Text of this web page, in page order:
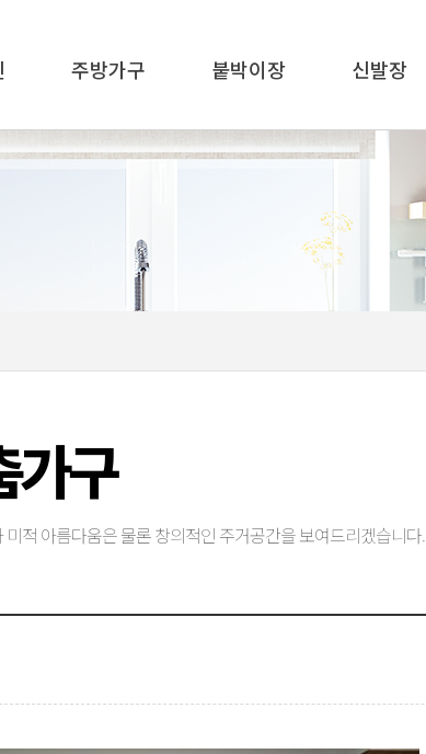
주방가구 붙박이장 신발장
가구
적 아름다움은 물론 창의적인 주거공간을 보여드리겠습니다.